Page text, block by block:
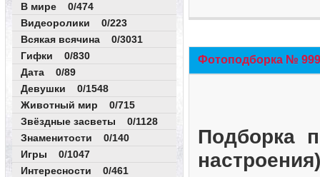
В мире 0/474
Видеоролики 0/223
Всякая всячина 0/3031
Гифки 0/830
Дата 0/89
Девушки 0/1548
Животный мир 0/715
Звёздные засветы 0/1128
Знаменитости 0/140
Игры 0/1047
Интересности 0/461
Фотоподборка №
Подборка